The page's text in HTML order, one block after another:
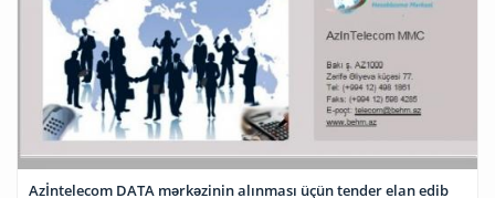
Azİntelecom DATA mərkəzinin alınması üçün tender elan edib